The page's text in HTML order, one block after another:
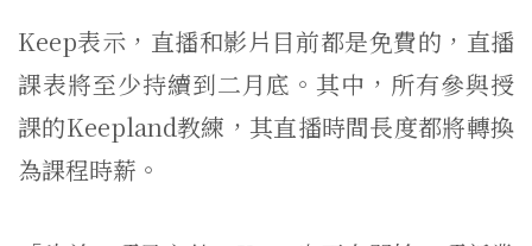
Keep表示，直播和影片目前都是免費的，直播
課表將至少持續到二月底。其中，所有參與授
課的Keepland教練，其直播時間長度都將轉換
為課程時薪。